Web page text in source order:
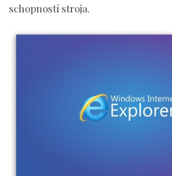
schopností stroja.